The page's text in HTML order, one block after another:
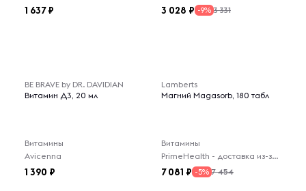
1 637 3 028 -9% 3 331
BE BRAVE by DR. DAVIDIAN
Витамин Д3, 20 мл
Витамины
Avicenna
1 390
Lamberts
Магний Magasorb, 180 табл
Витамины
PrimeHealth - доставка из-за рубежа
7 081 -5% 7 454